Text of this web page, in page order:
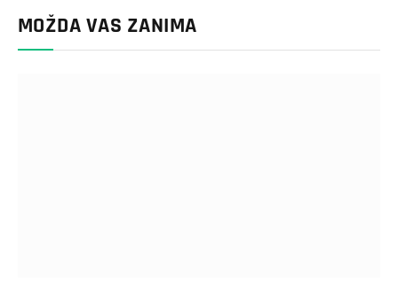
MOŽDA VAS ZANIMA